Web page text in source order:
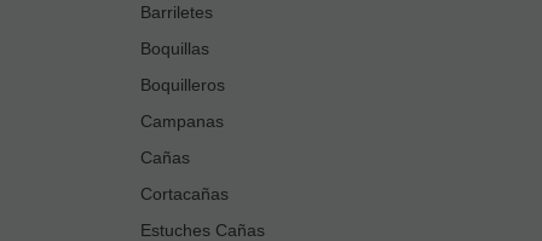
Barriletes
Boquillas
Boquilleros
Campanas
Cañas
Cortacañas
Estuches Cañas